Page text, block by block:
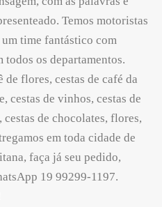
Temos motoristas
time fantástico com
os departamentos.
de flores, cestas de café da
cestas de vinhos, cestas de
de chocolates, flores,
em toda cidade de
faça já seu pedido,
19 99299-1197.